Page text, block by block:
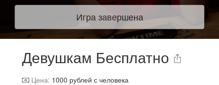
Игра завершена
Девушкам Бесплатно
Цена: 1000 рублей с человека